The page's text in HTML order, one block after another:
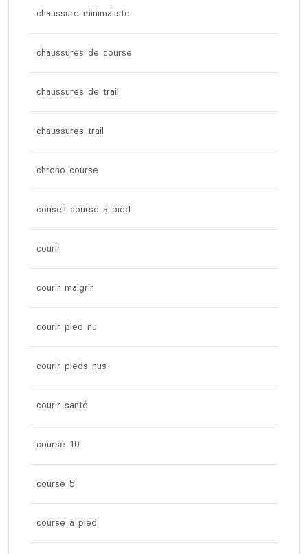
chaussure minimaliste
chaussures de course
chaussures de trail
chaussures trail
chrono course
conseil course a pied
courir
courir maigrir
courir pied nu
courir pieds nus
courir santé
course 10
course 5
course a pied